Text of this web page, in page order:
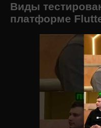
Виды
платформе